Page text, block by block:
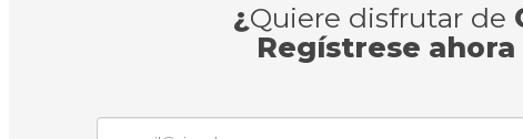
¿Quiere disfrutar de
Regístrese ahora